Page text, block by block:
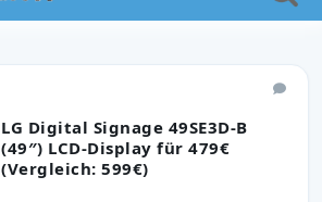
LG Digital Signage 49SE3D-B
(49″) LCD-Display für 479€
(Vergleich: 599€)